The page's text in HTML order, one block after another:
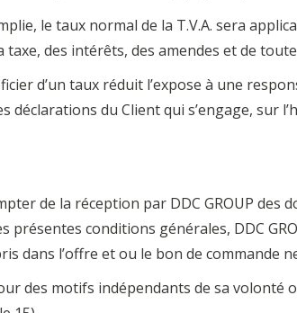
le taux normal de la T.V.A. sera
des intérêts, des amendes et de
d’un taux réduit l’expose à une
déclarations du Client qui s’engage, sur
de la réception par DDC GROUP des
présentes conditions générales, DDC
dans l’offre et ou le bon de commande
des motifs indépendants de sa volonté